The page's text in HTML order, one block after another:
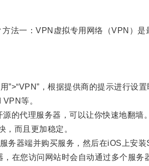
一：VPN虚拟专用网络（VPN）是
，根据提供商的提示进行设置
等。
代理服务器，可以让你快速地翻墙。
而且更加稳定。
器端并购买服务，然后在iOS上安装
您访问网站时会自动通过多个服务